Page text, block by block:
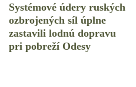
Systémové údery ruských
ozbrojených síl úplne
zastavili lodnú dopravu
pri pobreží Odesy